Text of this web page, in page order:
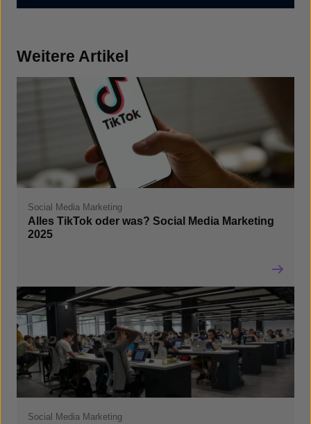
Weitere Artikel
Social Media Marketing
Alles TikTok oder was? Social Media Marketing
2025
Social Media Marketing